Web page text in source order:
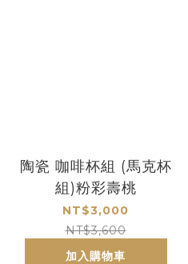
陶瓷 咖啡杯組 (馬克杯
組)粉彩壽桃
NT$3,000
NT$3,600
加入購物車